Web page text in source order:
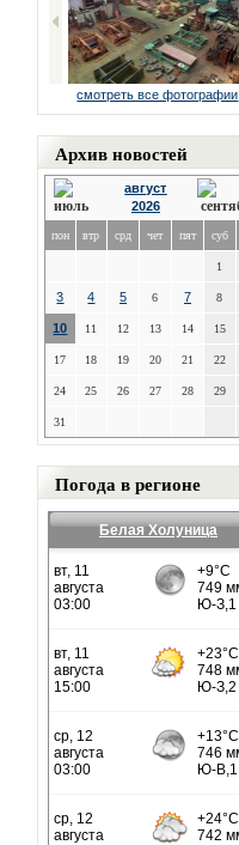
смотреть все фотографии
Архив новостей
август
2026
пон втр срд чет пят суб
1
3 4 5 6 7 8
10 11 12 13 14 15
17 18 19 20 21 22
24 25 26 27 28 29
31
Погода в регионе
Белая Холуница